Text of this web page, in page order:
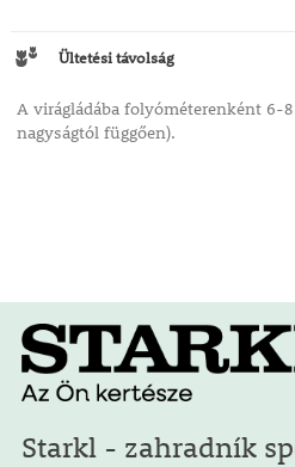
Ültetési távolság
A virágládába folyóméterenként 6-
nagyságtól függően).
Starkl - zahradník